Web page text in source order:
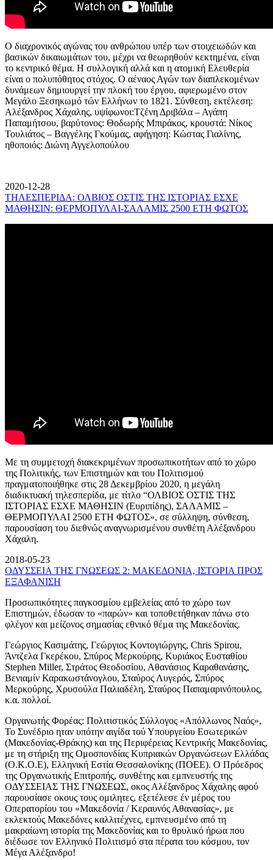
Ο διαχρονικός αγώνας του ανθρώπου υπέρ των στοιχειωδών και
βασικών δικαιωμάτων του, μέχρι να θεωρηθούν κεκτημένα, είναι
το κεντρικό θέμα. Η συλλογική αλλά και η ατομική Ελευθερία
είναι ο πολυπόθητος στόχος. Ο αέναος Αγών των διαπλεκομένων
δυνάμεων δημιουργεί την πλοκή του έργου, αφιερωμένο στον
Μεγάλο Ξεσηκωμό τών Ελλήνων το 1821. Σύνθεση, εκτέλεση:
Αλέξανδρος Χάχαλης, υψίφωνοι:Τζένη Δριβάλα – Αγάπη
Παπαμήτσου, βαρύτονος: Θοδωρής Μπιράκος, κρουστά: Νίκος
Τουλιάτος – Βαγγέλης Γκούμας, αφήγηση: Κώστας Γιαλίνης,
ηθοποιός: Διώνη Αγγελοπούλου
2020-12-28
ΤΗΛΕΣΠΕΡΙΔΑ: ΟΛΒΙΟΣ ΟΣΤΙΣ ΤΗΣ ΙΣΤΟΡΙΑΣ ΕΣΧΕ
ΜΑΘΗΣΙΝ: ΘΕΡΜΟΠΥΛΑΙ-ΣΑΛΑΜΙΣ 2500 ΕΤΗ ΦΩΤΟΣ
Με τη συμμετοχή διακεκριμένων προσωπικοτήτων από το χώρο
της Πολιτικής, των Επιστημών και του Πολιτισμού
πραγματοποιήθηκε στις 28 Δεκεμβρίου 2020, η μεγάλη
διαδικτυακή τηλεσπερίδα, με τίτλο “ΟΛΒΙΟΣ ΟΣΤΙΣ ΤΗΣ
ΙΣΤΟΡΙΑΣ ΕΣΧΕ ΜΑΘΗΣΙΝ (Ευριπίδης), ΣΑΛΑΜΙΣ –
ΘΕΡΜΟΠΥΛΑΙ 2500 ΕΤΗ ΦΩΤΟΣ», σε σύλληψη, σύνθεση,
παρουσίαση του διεθνώς αναγνωρισμένου συνθέτη Αλέξανδρου
Χάχαλη.
2018-05-23
ΟΔΥΣΣΕΙΑ ΤΗΣ ΓΝΩΣΕΩΣ 2: ΜΑΚΕΔΟΝΙΑ, ΙΣΤΟΡΙΑ ΠΡΟΣ
ΕΞΑΦΑΝΙΣΗ
Προσωπικότητες παγκοσμίου εμβελείας από το χώρο των
Επιστημών, έδωσαν το «παρών» και τοποθετήθηκαν πάνω στο
φλέγον και μείζονος σημασίας εθνικό θέμα της Μακεδονίας.
Γεώργιος Κασιμάτης, Γεώργιος Κοντογιώργης, Chris Spirou,
Άντζελα Γκερέκου, Σπύρος Μερκούρης, Κυριάκος Ευσταθίου
Stephen Miller, Στράτος Θεοδοσίου, Αθανάσιος Καραθανάσης,
Βενιαμίν Καρακωστάνογλου, Σταύρος Λυγερός, Σπύρος
Μερκούρης, Χρυσούλα Παλιαδέλη, Σταύρος Παπαμαρινόπουλος,
κ.α. πολλοί.
Οργανωτής Φορέας: Πολιτιστικός Σύλλογος «Απόλλωνος Ναός»,
Το Συνέδριο ηταν υπότην αιγίδα τού Υπουργείου Εσωτερικών
(Μακεδονίας-Θράκης) και της Περιφέρειας Κεντρικής Μακεδονίας,
με τη στήριξη της Ομοσπονδίας Κυπριακών Οργανώσεων Ελλάδας
(Ο.Κ.Ο.Ε), Ελληνική Εστία Θεσσαλονίκης (ΠΟΕΕ). Ο Πρόεδρος
της Οργανωτικής Επιτροπής, συνθέτης και εμπνευστής της
ΟΔΥΣΣΕΙΑΣ ΤΗΣ ΓΝΩΣΕΩΣ, οκος Αλέξανδρος Χάχαλης αφού
παρουσίασε οκους τους ομιλητες, εξετέλεσε έν μέρος του
Οπερατορίου του «Μακεδονία / Κεραυνός Αθανασίας», με
εκλεκτούς Μακεδόνες καλλιτέχνες, εμπνευσμένο από τη
μακραίωνη ιστορία της Μακεδονίας και το θρυλικό ήρωα που
διέδωσε τον Ελληνικό Πολιτισμό στα πέρατα του κόσμου, τον
Μέγα Αλέξανδρο!